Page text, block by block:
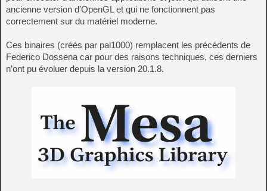
ancienne version d’OpenGL et qui ne fonctionnent pas
correctement sur du matériel moderne.
Ces binaires (créés par pal1000) remplacent les précédents de
Federico Dossena car pour des raisons techniques, ces derniers
n’ont pu évoluer depuis la version 20.1.8.